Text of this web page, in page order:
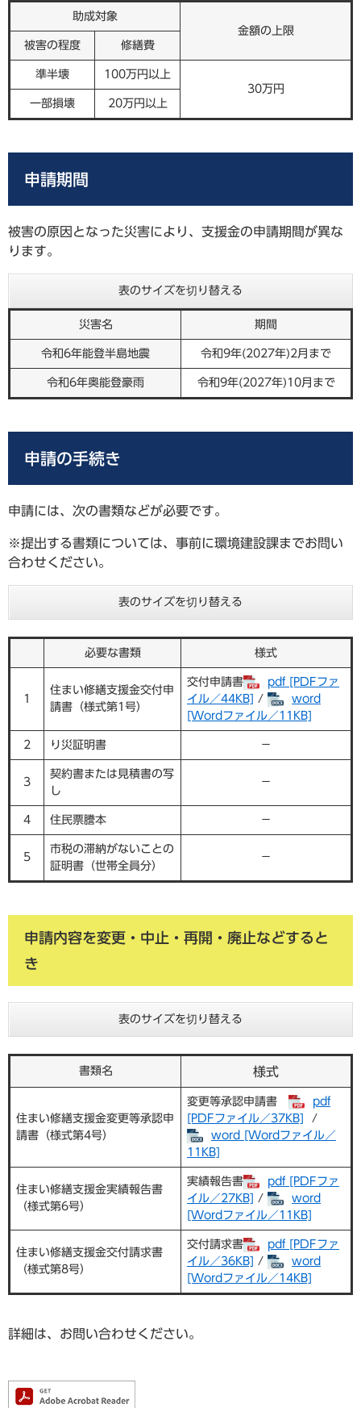
助成対象
金額の上限
被害の程度
修繕費
準半壊
100万円以上
30万円
一部損壊
20万円以上
申請期間
被害の原因となった災害により、支援金の申請期間が異な
ります。
表のサイズを切り替える
災害名 期間
令和6年能登半島地震 令和9年(2027年)2月まで
令和6年奥能登豪雨 令和9年(2027年)10月まで
申請の手続き
申請には、次の書類などが必要です。
※提出する書類については、事前に環境建設課までお問い
合わせください。
表のサイズを切り替える
必要な書類 様式
1
住まい修繕支援金交付申
請書（様式第1号）
交付申請書
pdf [PDFファ
イル／44KB]
/
word
[Wordファイル／11KB]
2 り災証明書 －
3
契約書または見積書の写
し
－
4 住民票謄本 －
5
市税の滞納がないことの
証明書（世帯全員分）
－
申請内容を変更・中止・再開・廃止などすると
き
表のサイズを切り替える
書類名 様式
住まい修繕支援金変更等承認申
請書（様式第4号）
変更等承認申請書
pdf
[PDFファイル／37KB]
/ ​
word [Wordファイル／
11KB]
住まい修繕支援金実績報告書
（様式第6号）
実績報告書
pdf [PDFファ
イル／27KB]
/ ​
word
[Wordファイル／11KB]
住まい修繕支援金交付請求書
（様式第8号）
交付請求書
pdf [PDFファ
イル／36KB]
/ ​
word
[Wordファイル／14KB]
詳細は、お問い合わせください。